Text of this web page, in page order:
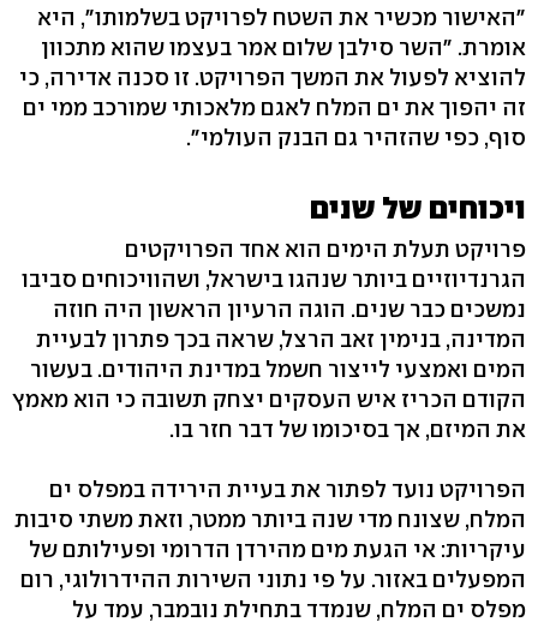
"האישור מכשיר את השטח לפרויקט בשלמותו", היא
אומרת. "השר סילבן שלום אמר בעצמו שהוא מתכוון
להוציא לפעול את המשך הפרויקט. זו סכנה אדירה, כי
זה יהפוך את ים המלח לאגם מלאכותי שמורכב ממי ים
סוף, כפי שהזהיר גם הבנק העולמי".
ויכוחים של שנים
פרויקט תעלת הימים הוא אחד הפרויקטים
הגרנדיוזיים ביותר שנהגו בישראל, ושהוויכוחים סביבו
נמשכים כבר שנים. הוגה הרעיון הראשון היה חוזה
המדינה, בנימין זאב הרצל, שראה בכך פתרון לבעיית
המים ואמצעי לייצור חשמל במדינת היהודים. בעשור
הקודם הכריז איש העסקים יצחק תשובה כי הוא מאמץ
את המיזם, אך בסיכומו של דבר חזר בו.
הפרויקט נועד לפתור את בעיית הירידה במפלס ים
המלח, שצונח מדי שנה ביותר ממטר, וזאת משתי סיבות
עיקריות: אי הגעת מים מהירדן הדרומי ופעילותם של
המפעלים באזור. על פי נתוני השירות ההידרולוגי, רום
מפלס ים המלח, שנמדד בתחילת נובמבר, עמד על